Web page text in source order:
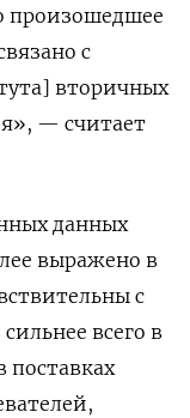
произошедшее
с
вторичных
— считает
данных
выражено в
с
всего в
поставках